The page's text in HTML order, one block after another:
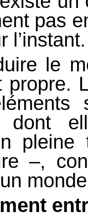
pas
le
dont
–,